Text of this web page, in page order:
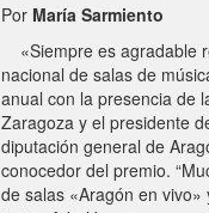
Por María Sarmiento
«Siempre es agradable
nacional de salas de
anual con la presencia de
Zaragoza y el presidente
diputación general de
conocedor del premio.
de salas «Aragón en